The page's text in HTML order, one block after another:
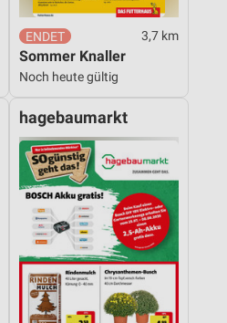
3,7 km
Sommer Knaller
Noch heute gültig
hagebaumarkt